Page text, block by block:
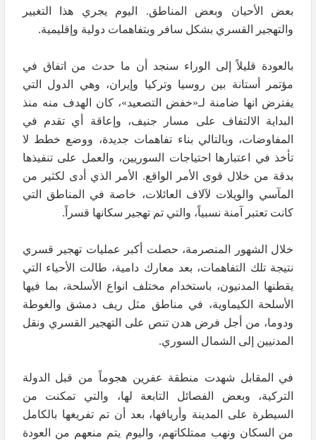
بعض الأحيان وبعض المناطق. اليوم يجري هذا التغيير
والتهجير القسري بشكل سافر وبتفاهمات دولية وإقليمية.
بالعودة قليلاً إلى الوراء سنجد أن ما حدث من اتفاق في
مؤتمر أستانة بين روسيا وتركيا وإيران، وهي الدول التي
يفترض انها ضامنة لـ«خفض التصعيد»، كان الهدف منه منذ
البداية الالتفاف على مسار جنيف، وإعاقة أي تقدم في
المفاوضات، وبالتالي بناء تفاهمات جديدة، ووضع خطط لا
تأخذ في اعتبارها احتياجات السوريين، والعمل على تنفيذها
بدقة من خلال قوى الأمر الواقع. الأمر الذي أدى لكثير من
المآسي والويلات لآلاف العائلات، خاصة في المناطق التي
كانت تعتبر آمنة نسبياً، والتي تم تهجير سكانها قسراً.
خلال الشهور المنصرمة، حصلت أكبر عمليات تهجير قسري
نتيجة تلك التفاهمات، بعد معارك دامية، طالت الأحياء التي
يقطنها المدنيون، باستخدام مختلف انواع الأسلحة، بما فيها
الأسلحة الكيماوية، في مناطق مثل ريف دمشق والغوطة
ودوما، من أجل فرض هدن تنص على التهجير القسري ونقل
المدنيين إلى الشمال السوري.
في المقابل شهدت منطقة عفرين هجوماً من قبل الدولة
التركية، وبعض الفصائل التابعة لها، والتي تمكنت من
السيطرة على المدينة وأريافها، بعد أن تم تفريغها بالكامل
من السكان ونهب ممتلكاتهم، واليوم يتم منعهم من العودة